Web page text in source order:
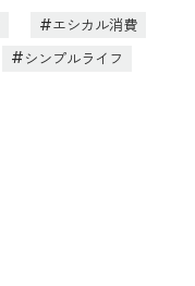
エシカル消費
シンプルライフ